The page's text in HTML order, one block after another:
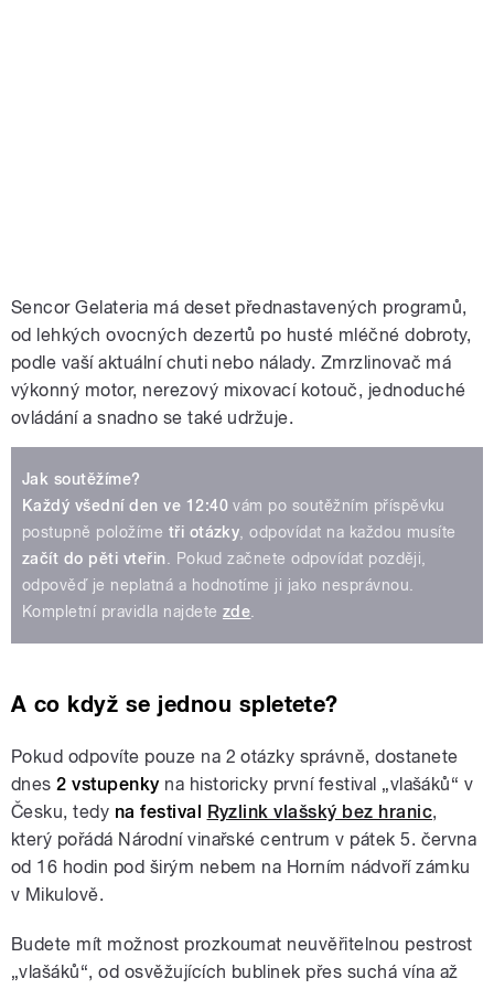
Sencor Gelateria má deset přednastavených programů,
od lehkých ovocných dezertů po husté mléčné dobroty,
podle vaší aktuální chuti nebo nálady. Zmrzlinovač má
výkonný motor, nerezový mixovací kotouč, jednoduché
ovládání a snadno se také udržuje.
Jak soutěžíme?
Každý všední den ve 12:40 vám po soutěžním příspěvku
postupně položíme tři otázky, odpovídat na každou musíte
začít do pěti vteřin. Pokud začnete odpovídat později,
odpověď je neplatná a hodnotíme ji jako nesprávnou.
Kompletní pravidla najdete zde.
A co když se jednou spletete?
Pokud odpovíte pouze na 2 otázky správně, dostanete
dnes2 vstupenkyna historicky první festival „vlašáků“ v
Česku, tedy na festival Ryzlink vlašský bez hranic,
který pořádá Národní vinařské centrum v pátek 5. června
od 16 hodin pod širým nebem na Horním nádvoří zámku
v Mikulově.
Budete mít možnost prozkoumat neuvěřitelnou pestrost
„vlašáků“, od osvěžujících bublinek přes suchá vína až